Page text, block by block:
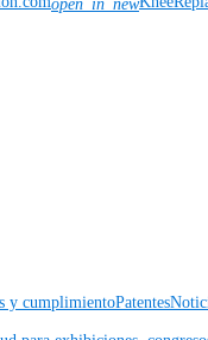
open_in_new
y cumplimientoPatentes